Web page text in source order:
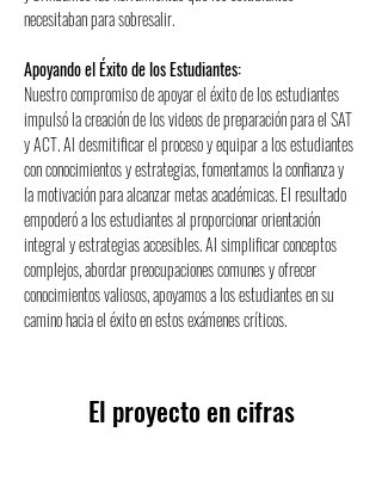
necesitaban para sobresalir.
Apoyando el Éxito de los Estudiantes:
Nuestro compromiso de apoyar el éxito de los estudiantes
impulsó la creación de los videos de preparación para el SAT
y ACT. Al desmitificar el proceso y equipar a los estudiantes
con conocimientos y estrategias, fomentamos la confianza y
la motivación para alcanzar metas académicas. El resultado
empoderó a los estudiantes al proporcionar orientación
integral y estrategias accesibles. Al simplificar conceptos
complejos, abordar preocupaciones comunes y ofrecer
conocimientos valiosos, apoyamos a los estudiantes en su
camino hacia el éxito en estos exámenes críticos.
El proyecto en cifras